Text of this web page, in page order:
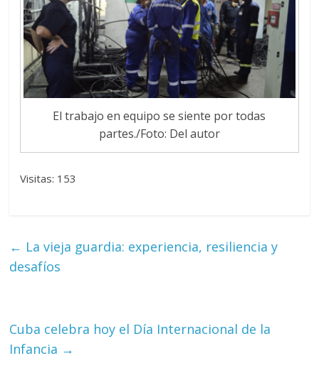
El trabajo en equipo se siente por todas
partes./Foto: Del autor
Visitas: 153
← La vieja guardia: experiencia, resiliencia y
desafíos
Cuba celebra hoy el Día Internacional de la
Infancia →